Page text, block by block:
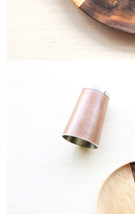
【注意事項】
１．透過由恩沛科技股份有限
易，需依本服務之必要範圍內
權轉讓予恩沛科技股份有限公
２．關於個人資料處理事宜，請
３．未成年的使用者請事先徵
「AFTEE先享後付」，若未經
４．使用「AFTEE先享後付」
時審查核予不同之上限額度；
請求用戶進行身份認證。
５．嚴禁一人註冊多個帳號或
恩沛科技股份有限公司將有權